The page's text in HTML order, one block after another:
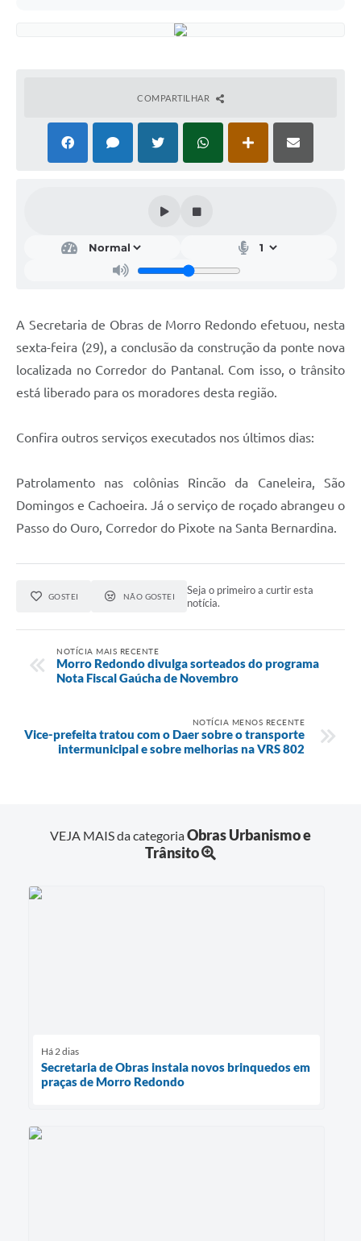
Transparência
Carta de Serviços
Projetos
Telefones Úteis
COMPARTILHAR
A Secretaria de Obras de Morro Redondo efetuou, nesta
sexta-feira (29), a conclusão da construção da ponte nova
localizada no Corredor do Pantanal. Com isso, o trânsito
está liberado para os moradores desta região.
Confira outros serviços executados nos últimos dias:
Patrolamento nas colônias Rincão da Caneleira, São
Domingos e Cachoeira. Já o serviço de roçado abrangeu o
Passo do Ouro, Corredor do Pixote na Santa Bernardina.
GOSTEI NÃO GOSTEI
Seja o primeiro a curtir esta
notícia.
NOTÍCIA MAIS RECENTE
Morro Redondo divulga sorteados do programa
Nota Fiscal Gaúcha de Novembro
NOTÍCIA MENOS RECENTE
Vice-prefeita tratou com o Daer sobre o transporte
intermunicipal e sobre melhorias na VRS 802
VEJA MAIS da categoriaObras Urbanismo e
Trânsito
Há 2 dias
Secretaria de Obras instala novos brinquedos em
praças de Morro Redondo